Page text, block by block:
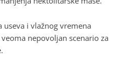
useva i vlažnog vremena
nepovoljan scenario za